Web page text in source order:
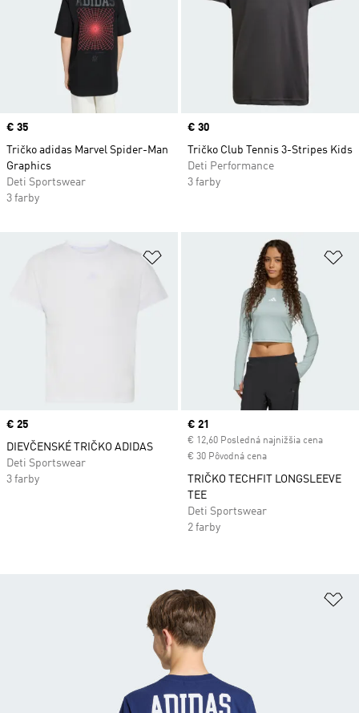
Price
€ 35
Tričko adidas Marvel Spider-Man
Graphics
Deti Sportswear
3 farby
Price
€ 30
Tričko Club Tennis 3-Stripes Kids
Deti Performance
3 farby
Pridať do zoznamu želaných
Price
€ 25
DIEVČENSKÉ TRIČKO ADIDAS
Deti Sportswear
3 farby
Current price
€ 21
€ 12,60 Posledná najnižšia cena
€ 30 Pôvodná cena
TRIČKO TECHFIT LONGSLEEVE
TEE
Deti Sportswear
2 farby